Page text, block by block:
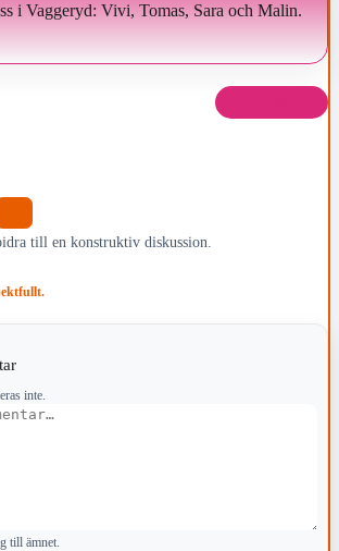
i Vaggeryd: Vivi, Tomas, Sara och Malin.
till en konstruktiv diskussion.
inte.
till ämnet.